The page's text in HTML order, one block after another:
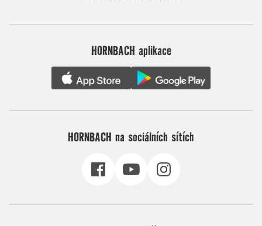
HORNBACH aplikace
HORNBACH na sociálních sítích